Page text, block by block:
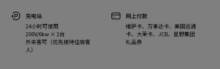
充电站
24小时可使用
200V/6kw × 2台
外来客可（优先接待住宿客
人）
网上付款
维萨卡、万事达卡、美国运通
卡、大莱卡、JCB、星野集团
礼品券